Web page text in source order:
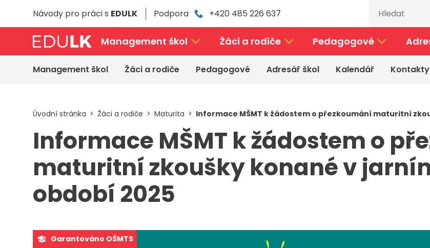
Návody pro práci s EDULK Podpora +420 485 226 637
Management škol Žáci a rodiče Pedagogové
Management škol Žáci a rodiče Pedagogové Adresář škol Kalendář Kontakty
Úvodní stránka Žáci a rodiče Maturita Informace MŠMT k žádostem o přezkoumání maturitní
Informace MŠMT k žádostem o
maturitní zkoušky konané v
období 2025
Garantováno OŠMTS